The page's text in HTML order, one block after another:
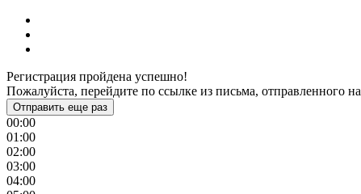
Регистрация пройдена успешно!
Пожалуйста, перейдите по ссылке из письма, отправленного на
Отправить еще раз
00:00
01:00
02:00
03:00
04:00